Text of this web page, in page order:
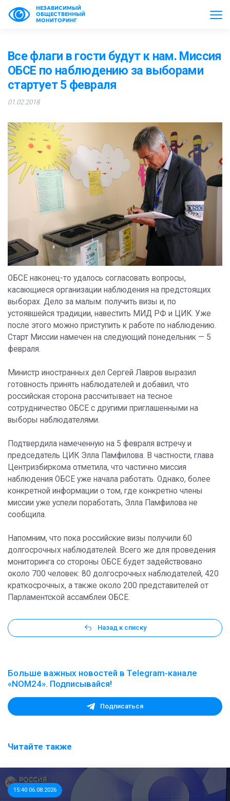
НЕЗАВИСИМЫЙ
ОБЩЕСТВЕННЫЙ
МОНИТОРИНГ
Все флаги в гости будут к нам. Миссия
ОБСЕ по наблюдению за выборами
стартует 5 февраля
01.02.2018
ОБСЕ наконец-то удалось согласовать вопросы,
касающиеся организации наблюдения на предстоящих
выборах. Дело за малым: получить визы и, по
устоявшейся традиции, навестить МИД РФ и ЦИК. Уже
после этого можно приступить к работе по наблюдению.
Старт Миссии намечен на следующий понедельник — 5
февраля.
Министр иностранных дел Сергей Лавров выразил
готовность принять наблюдателей и добавил, что
российская сторона рассчитывает на тесное
сотрудничество ОБСЕ с другими приглашенными на
выборы наблюдателями.
Подтвердила намеченную на 5 февраля встречу и
председатель ЦИК Элла Памфилова. В частности, глава
Центризбиркома отметила, что частично миссия
наблюдения ОБСЕ уже начала работать. Однако, более
конкретной информации о том, где конкретно члены
миссии уже успели поработать, Элла Памфилова не
сообщила.
Напомним, что пока российские визы получили 60
долгосрочных наблюдателей. Всего же для проведения
мониторинга со стороны ОБСЕ будет задействовано
около 700 человек: 80 долгосрочных наблюдателей, 420
краткосрочных, а также около 200 представителей от
Парламентской ассамблеи ОБСЕ.
Назад к списку
Больше важных новостей в Telegram-канале
«NOM24». Подписывайся!
Подписаться
Читайте также
15:40 06.08.2026